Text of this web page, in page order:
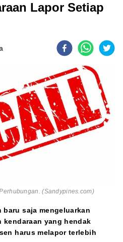
Lapor Setiap
(Sandypines.com)
baru saja mengeluarkan
yang hendak
harus melapor terlebih